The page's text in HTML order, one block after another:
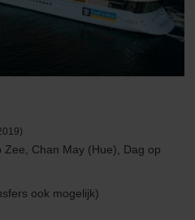
Zee, Chan May (Hue), Dag op
ook mogelijk)